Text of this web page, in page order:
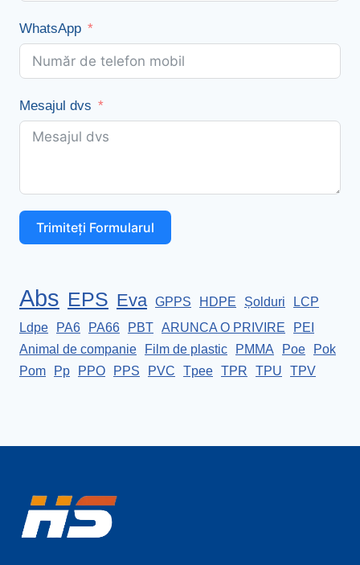
WhatsApp
Mesajul dvs
Trimiteți Formularul
Abs EPS Eva GPPS HDPE Șolduri
LCP
Ldpe
PA6 PA66 PBT ARUNCA O PRIVIRE
PEI
Animal de companie
Film de plastic PMMA Poe
Pok
Pom
Pp PPO PPS PVC Tpee TPR TPU TPV